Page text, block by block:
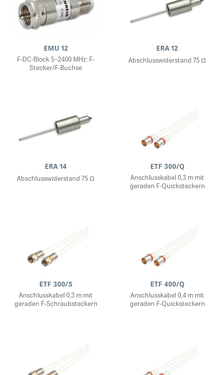
EMU 12
F-DC-Block 5−2400 MHz: F-
Stecker/F-Buchse
ERA 12
Abschlusswiderstand 75 Ω
ERA 14
Abschlusswiderstand 75 Ω
ETF 300/Q
Anschlusskabel 0,3 m mit
geraden F-Quicksteckern
ETF 300/S
Anschlusskabel 0,3 m mit
geraden F-Schraubsteckern
ETF 400/Q
Anschlusskabel 0,4 m mit
geraden F-Quicksteckern